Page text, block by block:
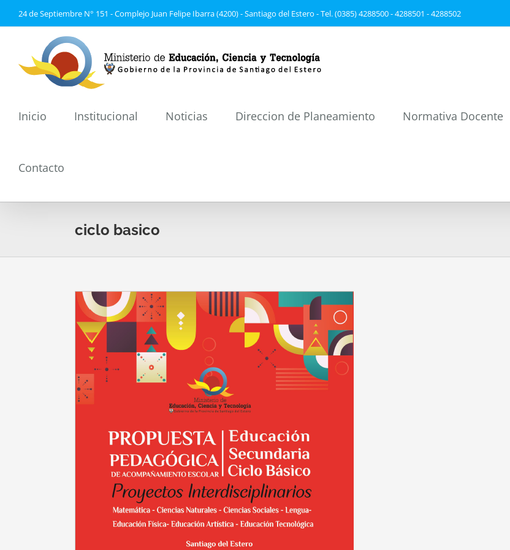
al
24 de Septiembre N° 151 - Complejo Juan Felipe Ibarra (4200) - Santiago del Estero - Tel. (0385) 4288500 - 4288501 - 4288502
Inicio Institucional Noticias Direccion de Planeamiento Normativa Docente
Contacto
ciclo basico